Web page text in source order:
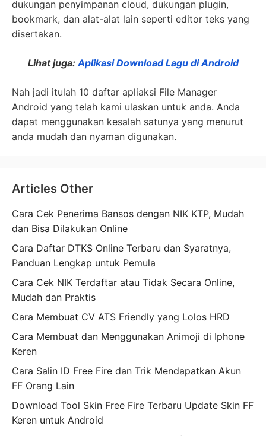
dukungan penyimpanan cloud, dukungan plugin,
bookmark, dan alat-alat lain seperti editor teks yang
disertakan.
Lihat juga: Aplikasi Download Lagu di Android
Nah jadi itulah 10 daftar apliaksi File Manager
Android yang telah kami ulaskan untuk anda. Anda
dapat menggunakan kesalah satunya yang menurut
anda mudah dan nyaman digunakan.
Articles Other
Cara Cek Penerima Bansos dengan NIK KTP, Mudah
dan Bisa Dilakukan Online
Cara Daftar DTKS Online Terbaru dan Syaratnya,
Panduan Lengkap untuk Pemula
Cara Cek NIK Terdaftar atau Tidak Secara Online,
Mudah dan Praktis
Cara Membuat CV ATS Friendly yang Lolos HRD
Cara Membuat dan Menggunakan Animoji di Iphone
Keren
Cara Salin ID Free Fire dan Trik Mendapatkan Akun
FF Orang Lain
Download Tool Skin Free Fire Terbaru Update Skin FF
Keren untuk Android